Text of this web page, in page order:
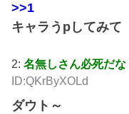
>>1
キャラうpしてみて
2:名無しさん必死だな
ID:QKrByXOLd
ダウト～